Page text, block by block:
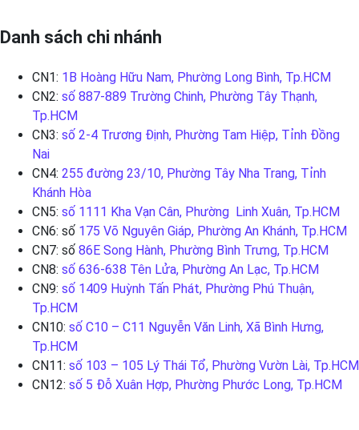
Danh sách chi nhánh
CN1: 1B Hoàng Hữu Nam, Phường Long Bình, Tp.HCM
CN2: số 887-889 Trường Chinh, Phường Tây Thạnh,
Tp.HCM
CN3: số 2-4 Trương Định, Phường Tam Hiệp, Tỉnh Đồng
Nai
CN4: 255 đường 23/10, Phường Tây Nha Trang, Tỉnh
Khánh Hòa
CN5: số 1111 Kha Vạn Cân, Phường Linh Xuân, Tp.HCM
CN6: số 175 Võ Nguyên Giáp, Phường An Khánh, Tp.HCM
CN7: số 86E Song Hành, Phường Bình Trưng, Tp.HCM
CN8: số 636-638 Tên Lửa, Phường An Lạc, Tp.HCM
CN9: số 1409 Huỳnh Tấn Phát, Phường Phú Thuận,
Tp.HCM
CN10: số C10 – C11 Nguyễn Văn Linh, Xã Bình Hưng,
Tp.HCM
CN11: số 103 – 105 Lý Thái Tổ, Phường Vườn Lài, Tp.HCM
CN12: số 5 Đỗ Xuân Hợp, Phường Phước Long, Tp.HCM